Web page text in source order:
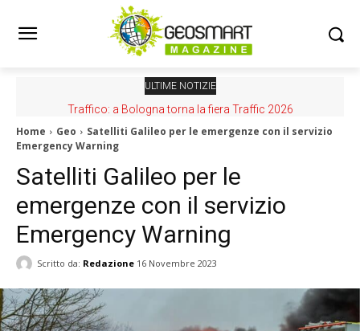
ULTIME NOTIZIE
Traffico: a Bologna torna la fiera Traffic 2026
Home Geo
Satelliti Galileo per le emergenze con il servizio
Emergency Warning
Satelliti Galileo per le
emergenze con il servizio
Emergency Warning
Scritto da: Redazione 16 Novembre 2023